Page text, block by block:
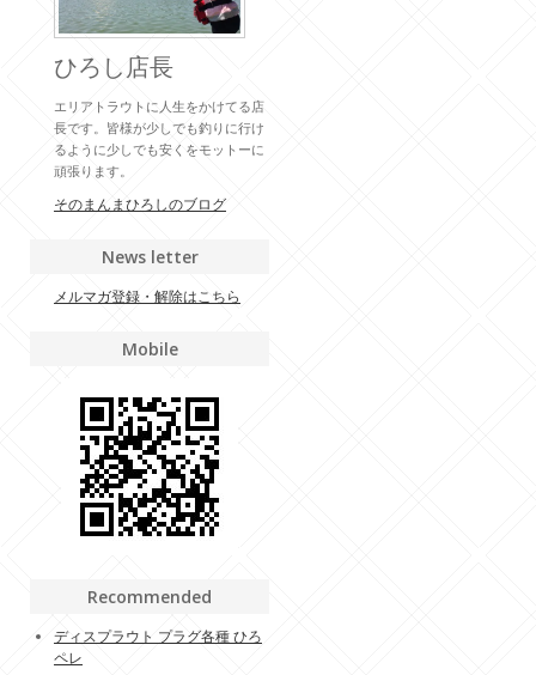
ひろし店長
エリアトラウトに人生をかけてる店
長です。皆様が少しでも釣りに行け
るように少しでも安くをモットーに
頑張ります。
そのまんまひろしのブログ
News letter
メルマガ登録・解除はこちら
Mobile
Recommended
ディスプラウト プラグ各種 ひろ
ペレ